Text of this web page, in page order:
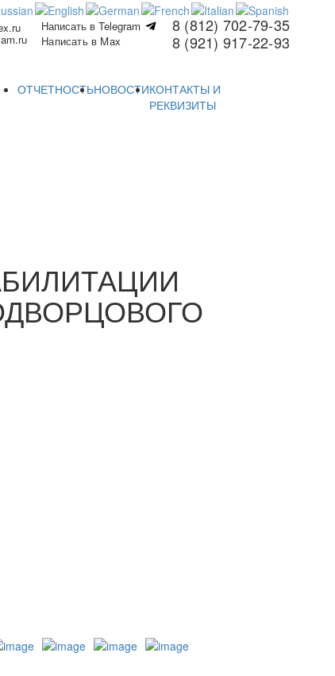
Написать в Telegram
Написать в Max
8 (812) 702-79-35
8 (921) 917-22-93
ОТЧЕТНОСТЬНОВОСТИКОНТАКТЫ И
РЕКВИЗИТЫ